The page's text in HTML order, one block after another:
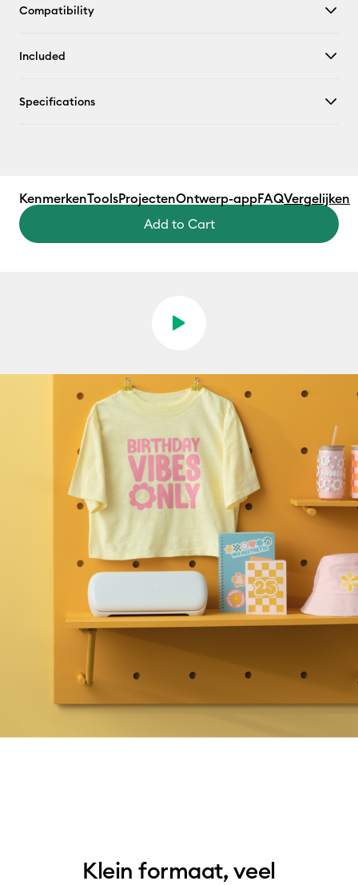
Compatibility
Included
Specifications
KenmerkenToolsProjectenOntwerp-appFAQVergelijken
Add to Cart
Klein formaat, veel